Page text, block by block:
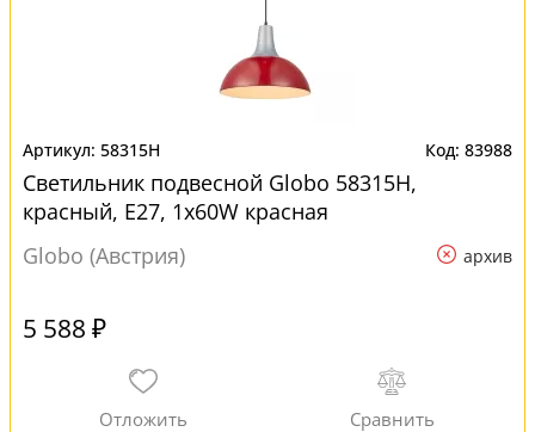
58315H 83988
Светильник подвесной Globo 58315H,
красный, E27, 1x60W красная
Globo (Австрия)
архив
5 588 ₽